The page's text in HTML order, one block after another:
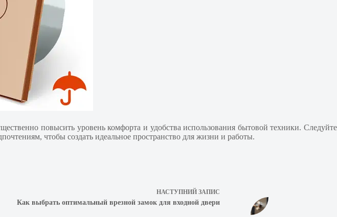
повысить уровень комфорта и удобства использования бытовой техники. Следуйте
чтобы создать идеальное пространство для жизни и работы.
НАСТУПНИЙ ЗАПИС
Как выбрать оптимальный врезной замок для входной двери